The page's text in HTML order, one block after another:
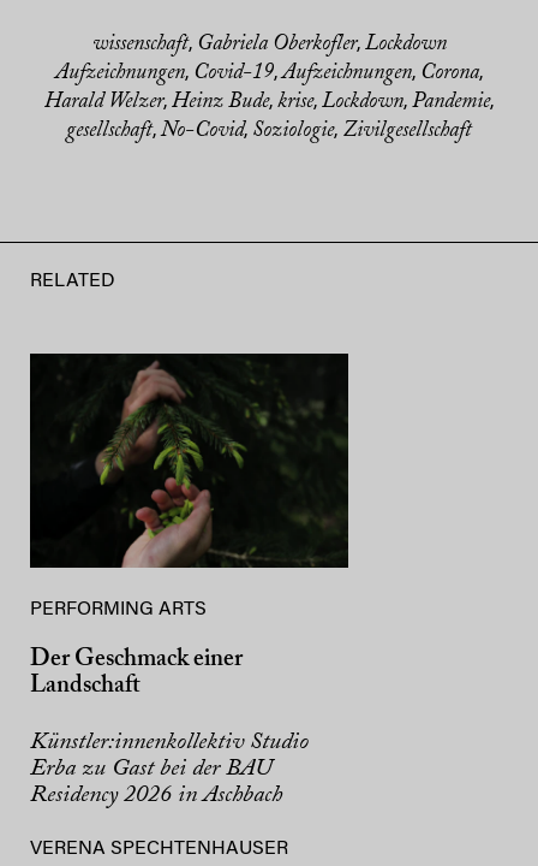
wissenschaft, Gabriela Oberkofler, Lockdown
Aufzeichnungen, Covid-19,Aufzeichnungen, Corona,
Harald Welzer, Heinz Bude, krise, Lockdown, Pandemie,
gesellschaft,No-Covid, Soziologie, Zivilgesellschaft
RELATED
PERFORMING ARTS
Der Geschmack einer
Landschaft
Künstler:innenkollektiv Studio
Erba zu Gast bei der BAU
Residency 2026 in Aschbach
VERENA SPECHTENHAUSER